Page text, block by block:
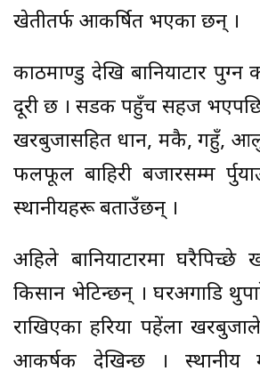
खेतीतर्फ आकर्षित भएका छन् ।
काठमाण्डु देखि बानियाटार पुग्न
दूरी छ । सडक पहुँच सहज भएपछि
खरबुजासहित धान, मकै, गहुँ,
फलफूल बाहिरी बजारसम्म
स्थानीयहरू बताउँछन् ।
अहिले बानियाटारमा घरैपिच्छे
किसान भेटिन्छन् । घरअगाडि
राखिएका हरिया पहेंला
आकर्षक देखिन्छ । स्थानीय